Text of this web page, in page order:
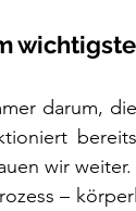
darum,
wir weiter.
–